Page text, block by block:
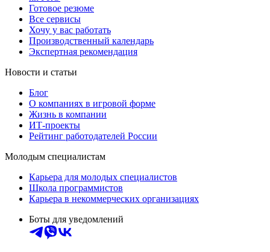
Готовое резюме
Все сервисы
Хочу у вас работать
Производственный календарь
Экспертная рекомендация
Новости и статьи
Блог
О компаниях в игровой форме
Жизнь в компании
ИТ-проекты
Рейтинг работодателей России
Молодым специалистам
Карьера для молодых специалистов
Школа программистов
Карьера в некоммерческих организациях
Боты для уведомлений